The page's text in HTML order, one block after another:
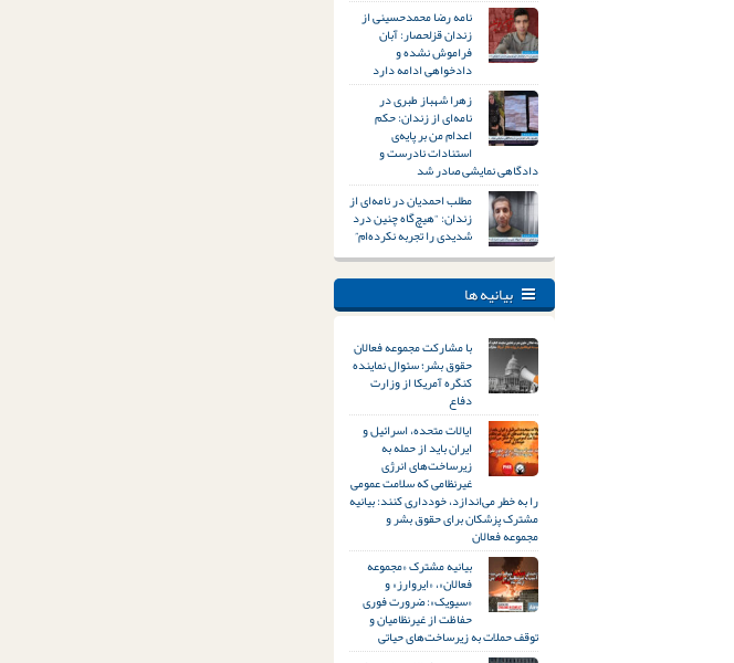
نامه رضا محمدحسینی از
زندان قزلحصار: آبان
فراموش نشده و
دادخواهی ادامه دارد
زهرا شهباز طبری در
نامه‌ای از زندان: حکم
اعدام من بر پایه‌ی
استنادات نادرست و
دادگاهی نمایشی صادر شد
مطلب احمدیان در نامه‌ای از
زندان: “هیچ‌گاه چنین درد
شدیدی را تجربه نکرده‌ام”
بیانیه ها
با مشارکت مجموعه فعالان
حقوق بشر؛ سئوال نماینده
کنگره آمریکا از وزارت
دفاع
ایالات متحده، اسرائیل و
ایران باید از حمله به
زیرساخت‌های انرژی
غیرنظامی که سلامت عمومی
را به خطر می‌اندازد، خودداری کنند: بیانیه
مشترک پزشکان برای حقوق بشر و
مجموعه فعالان
بیانیه مشترک «مجموعه
فعالان»، «ایروارز» و
«سیویک»: ضرورت فوری
حفاظت از غیرنظامیان و
توقف حملات به زیرساخت‌های حیاتی